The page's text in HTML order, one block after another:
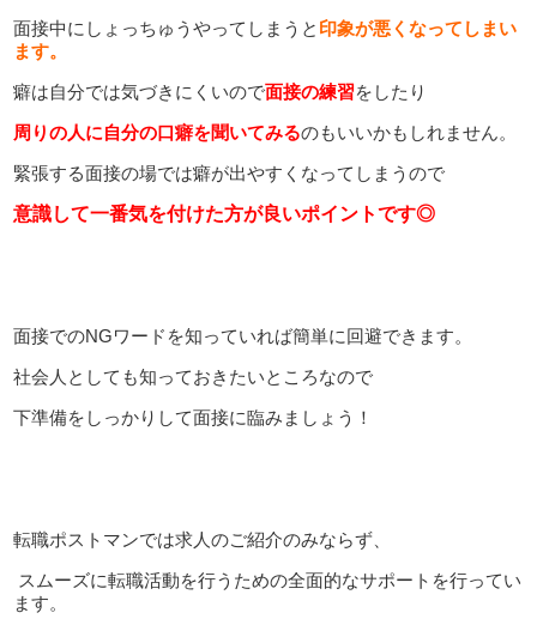
面接中にしょっちゅうやってしまうと 印象が悪くなってしまい
ます。
癖は自分では気づきにくいので面接の練習をしたり
周りの人に自分の口癖を聞いてみるのもいいかもしれません。
緊張する面接の場では癖が出やすくなってしまうので
意識して一番気を付けた方が良いポイントです◎
面接でのNGワードを知っていれば簡単に回避できます。
社会人としても知っておきたいところなので
下準備をしっかりして面接に臨みましょう！
転職ポストマンでは求人のご紹介のみならず、
スムーズに転職活動を行うための全面的なサポートを行ってい
ます。